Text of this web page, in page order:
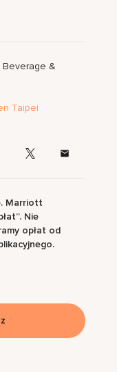
Beverage &
Taipei
Marriott
Nie
opłat od